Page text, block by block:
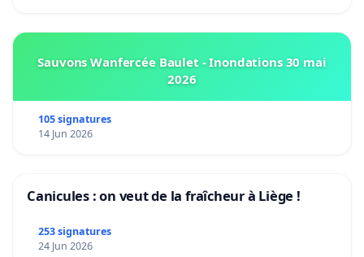
Sauvons Wanfercée Baulet - Inondations 30 mai
2026
105 signatures
14 Jun 2026
Canicules : on veut de la fraîcheur à Liège !
253 signatures
24 Jun 2026